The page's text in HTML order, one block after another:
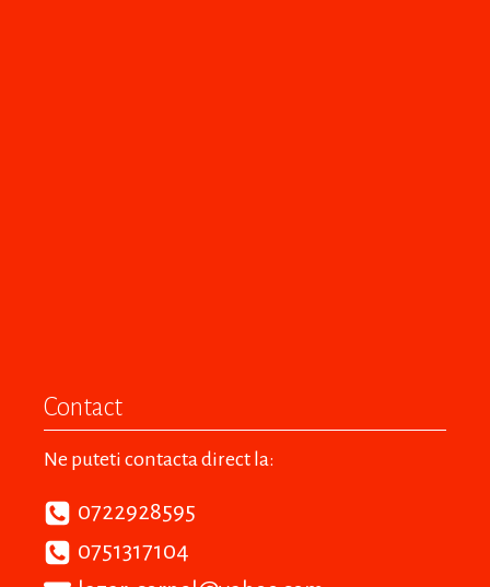
Contact
Ne puteti contacta direct la:
0722928595
0751317104